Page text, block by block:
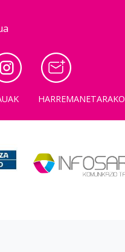
HARREMANETARAKO